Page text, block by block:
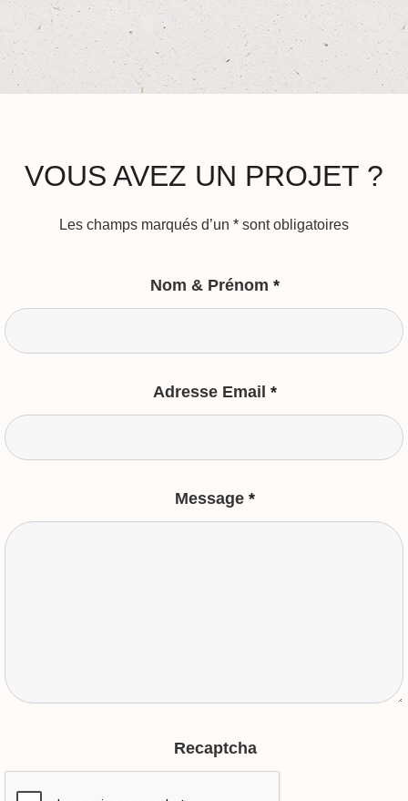
VOUS AVEZ UN PROJET ?
Les champs marqués d’un * sont obligatoires
Nom & Prénom *
Adresse Email *
Message *
Recaptcha